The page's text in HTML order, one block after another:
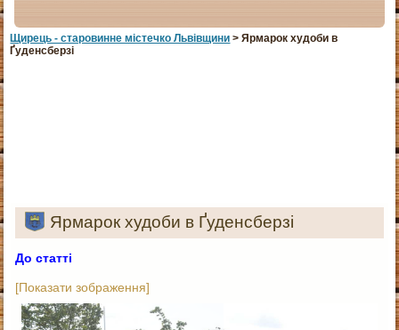
Щирець - старовинне мiстечко Львiвщини > Ярмарок худоби в
Ґуденсберзі
Ярмарок худоби в Ґуденсберзі
До статті
[Показати зображення]